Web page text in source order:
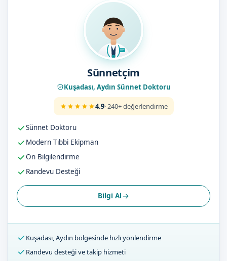
Sünnetçim
Kuşadası, Aydın Sünnet Doktoru
4.9· 240+ değerlendirme
Sünnet Doktoru
Modern Tıbbi Ekipman
Ön Bilgilendirme
Randevu Desteği
Bilgi Al
Kuşadası, Aydın bölgesinde hızlı yönlendirme
Randevu desteği ve takip hizmeti